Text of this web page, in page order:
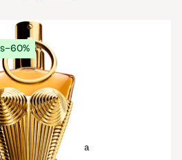
suurennettuna
−60%